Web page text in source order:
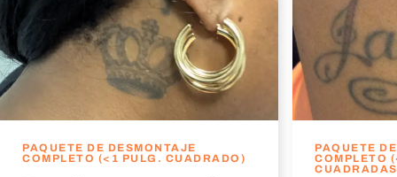
PAQUETE DE DESMONTAJE
COMPLETO (<1 PULG. CUADRADO)
PAQUETE
COMPLETO